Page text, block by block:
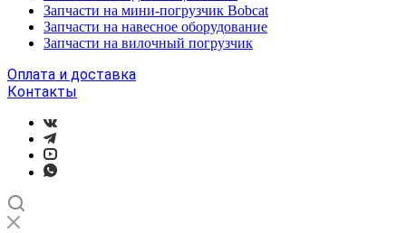
Запчасти на мини-погрузчик Bobcat
Запчасти на навесное оборудование
Запчасти на вилочный погрузчик
Оплата и доставка
Контакты